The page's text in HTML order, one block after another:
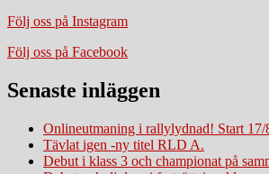
Följ oss på Instagram
Följ oss på Facebook
Senaste inläggen
Onlineutmaning i rallylydnad! Start 17/
Tävlat igen -ny titel RLD A.
Debut i klass 3 och championat på